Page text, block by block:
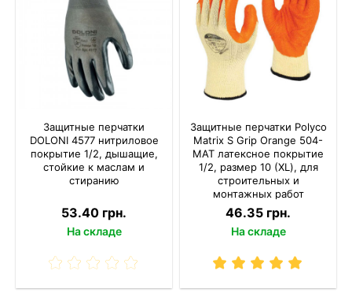
Защитные перчатки
DOLONI 4577 нитриловое
покрытие 1/2, дышащие,
стойкие к маслам и
стиранию
53.40 грн.
На складе
Защитные перчатки Polyco
Matrix S Grip Orange 504-
MAT латексное покрытие
1/2, размер 10 (XL), для
строительных и
монтажных работ
46.35 грн.
На складе